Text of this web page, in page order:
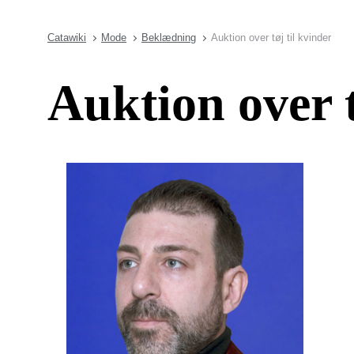
Catawiki Mode Beklædning Auktion over tøj til kvinder
Auktion